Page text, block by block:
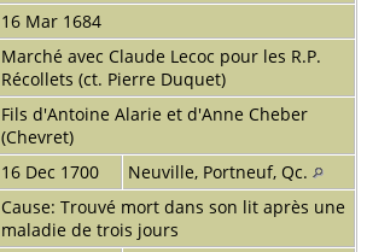
16 Mar 1684
Marché avec Claude Lecoc pour les R.P.
Récollets (ct. Pierre Duquet)
Fils d'Antoine Alarie et d'Anne Cheber
(Chevret)
16 Dec 1700
Neuville, Portneuf, Qc.
Cause: Trouvé mort dans son lit après une
maladie de trois jours